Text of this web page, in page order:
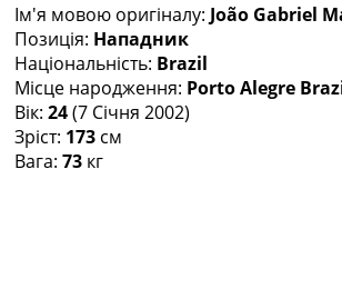
Ще Турніри >>>
Таблиці
Чемпіонат Світу. Турнирні
Таблиця УПЛ
Перша Ліга
Таблиця АПЛ
Таблиця Ла Ліги
Ім'я мовою оригіналу: João Gabriel
Позиція: Нападник
Національність: Brazil
Місце народження: Porto Alegre
Вік: 24(7 Січня 2002)
Зріст: 173 см
Вага: 73 кг